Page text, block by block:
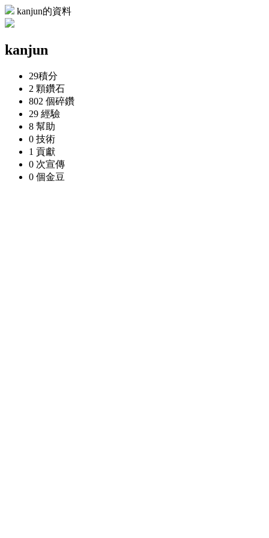
kanjun的資料
kanjun
29積分
2 顆鑽石
802 個碎鑽
29 經驗
8 幫助
0 技術
1 貢獻
0 次宣傳
0 個金豆